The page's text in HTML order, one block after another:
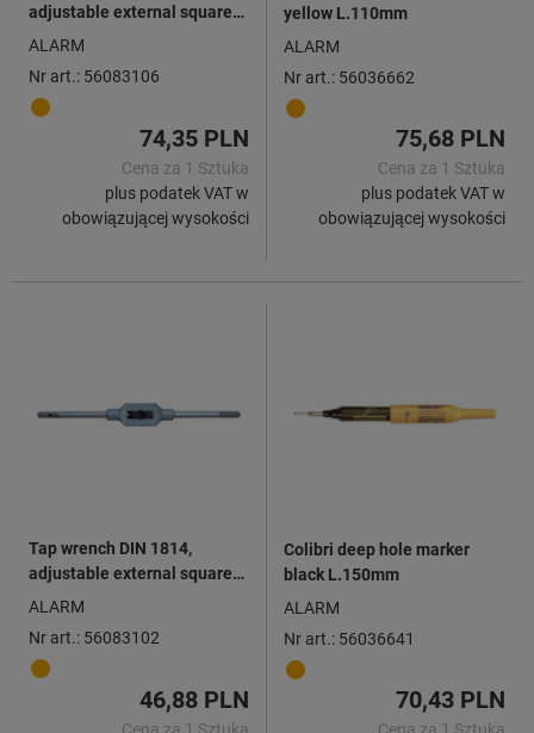
adjustable external square
4.0 - 9.0mm M4 - M12
ALARM
Nr art.: 56083106
74,35 PLN
Cena za 1 Sztuka
plus podatek VAT w
obowiązującej wysokości
yellow L.110mm
ALARM
Nr art.: 56036662
75,68 PLN
Cena za 1 Sztuka
plus podatek VAT w
obowiązującej wysokości
Tap wrench DIN 1814,
adjustable external square
2.0 - 6.0mm M1 - M10
ALARM
Nr art.: 56083102
46,88 PLN
Cena za 1 Sztuka
Colibri deep hole marker
black L.150mm
ALARM
Nr art.: 56036641
70,43 PLN
Cena za 1 Sztuka